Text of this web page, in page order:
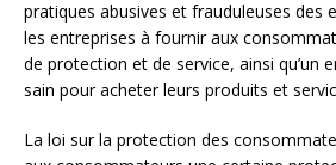
pratiques abusives et frauduleuses des
les entreprises à fournir aux
de protection et de service, ainsi qu’un
sain pour acheter leurs produits et
La loi sur la protection des